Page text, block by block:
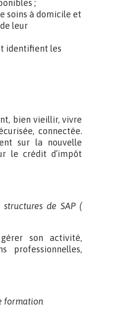
;
soins à domicile et
leur
identifient les
bien vieillir, vivre
connectée.
sur la nouvelle
le crédit d’impôt
de SAP (
son activité,
professionnelles,
formation